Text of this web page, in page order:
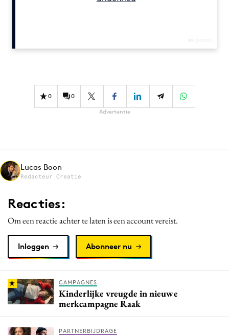
Effectiviteit
Martech
Media
Merkstrategie
Purpose Marketing
Reputatie & crisis
0 0
Advertentie
Lucas Boon
Redacteur Creatie
Reacties:
Om een reactie achter te laten is een account vereist.
Inloggen Abonneer nu
CAMPAGNES
Kinderlijke vreugde in nieuwe
merkcampagne Raak
PARTNERBIJDRAGE